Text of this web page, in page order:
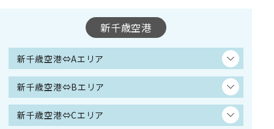
新千歳空港
新千歳空港⇔Aエリア
新千歳空港⇔Bエリア
新千歳空港⇔Cエリア